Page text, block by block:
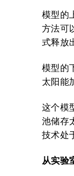
模型的
方法可
式释放
模型的
太阳能
这个模
池储存
技术处
从实验